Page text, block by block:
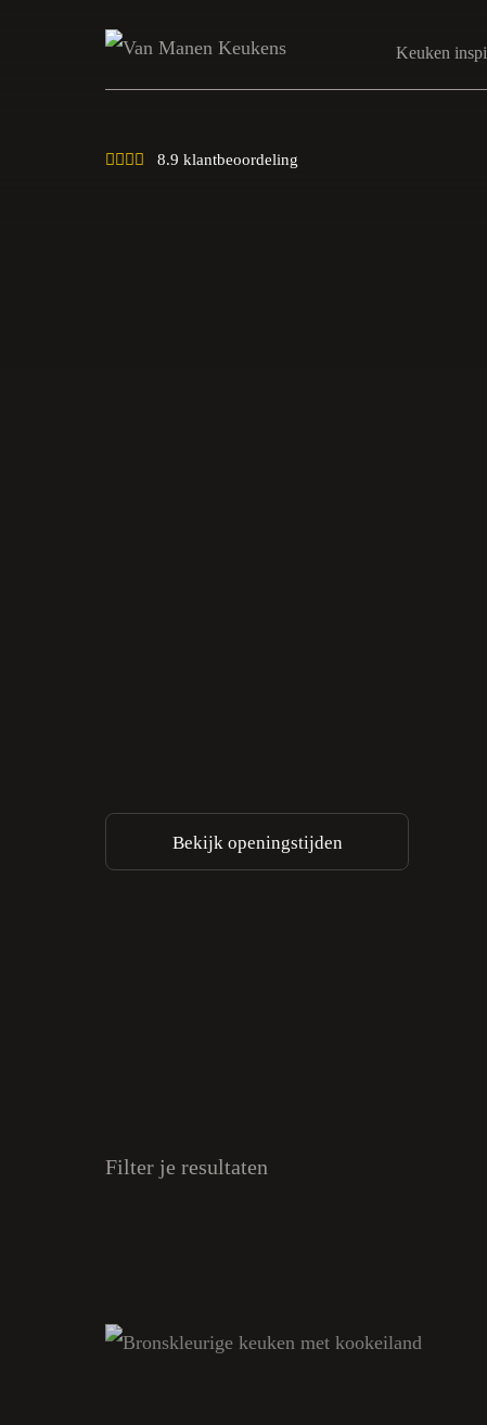
Keuken
8.9 klantbeoordeling
Bekijk openingstijden
Filter je resultaten